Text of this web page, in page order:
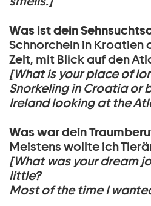
Was ist dein
Schnorcheln in Kroatien
Zelt, mit Blick auf den
[What is your place of
Snorkeling in Croatia or
Ireland looking at the
Was war dein
Meistens wollte ich
[What was your dream
little?
Most of the time I